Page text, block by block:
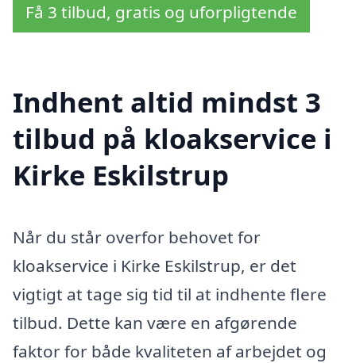
Få 3 tilbud, gratis og uforpligtende
Indhent altid mindst 3
tilbud på kloakservice i
Kirke Eskilstrup
Når du står overfor behovet for
kloakservice i Kirke Eskilstrup, er det
vigtigt at tage sig tid til at indhente flere
tilbud. Dette kan være en afgørende
faktor for både kvaliteten af arbejdet og